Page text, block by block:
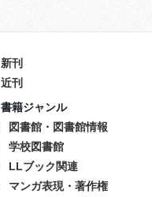
新刊
近刊
書籍ジャンル
図書館・図書館情報
学校図書館
LLブック関連
マンガ表現・著作権